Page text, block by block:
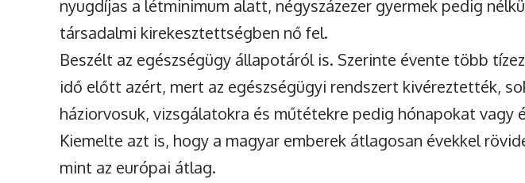
nyugdíjas a létminimum alatt, négyszázezer gyermek pedig
társadalmi kirekesztettségben nő fel.
Beszélt az egészségügy állapotáról is. Szerinte évente több
idő előtt azért, mert az egészségügyi rendszert kivéreztették,
háziorvosuk, vizsgálatokra és műtétekre pedig hónapokat vagy
Kiemelte azt is, hogy a magyar emberek átlagosan évekkel
mint az európai átlag.